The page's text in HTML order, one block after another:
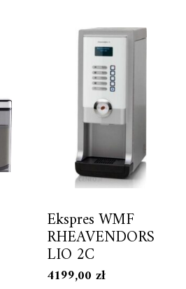
Ekspres WMF
RHEAVENDORS
LIO 2C
4199,00 zł